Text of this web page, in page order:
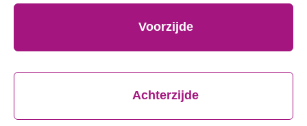
Voorzijde
Achterzijde